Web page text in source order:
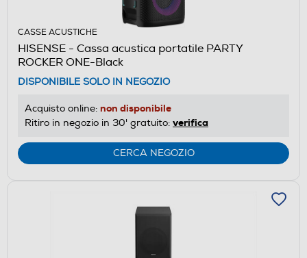
CASSE ACUSTICHE
HISENSE - Cassa acustica portatile PARTY
ROCKER ONE-Black
DISPONIBILE SOLO IN NEGOZIO
Acquisto online: non disponibile
Ritiro in negozio in 30' gratuito: verifica
CERCA NEGOZIO